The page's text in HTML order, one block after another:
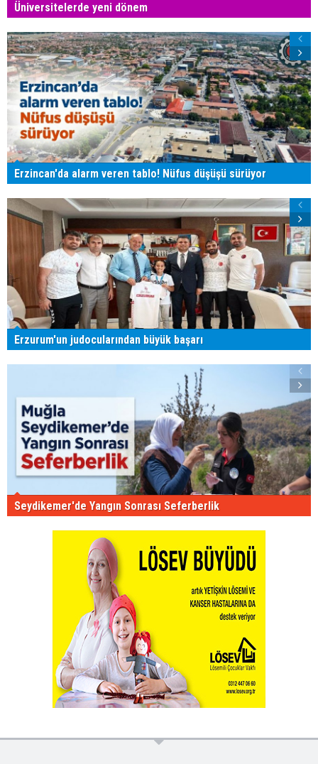
Üniversitelerde yeni dönem
Erzincan'da alarm veren tablo! Nüfus düşüşü sürüyor
Erzurum'un judocularından büyük başarı
Seydikemer'de Yangın Sonrası Seferberlik